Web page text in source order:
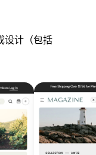
设计（包括